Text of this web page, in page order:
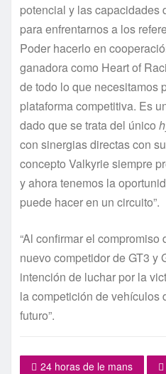
potencial y las capacidades
para enfrentarnos a los
Poder hacerlo en
ganadora como Heart of
de todo lo que necesitamos
plataforma competitiva. Es
dado que se trata del único
con sinergias directas con
concepto Valkyrie siempre
y ahora tenemos la
puede hacer en un circuito”.
“Al confirmar el compromiso
nuevo competidor de GT3 y
intención de luchar por la
la competición de vehículos
futuro”.
24 horas de le mans